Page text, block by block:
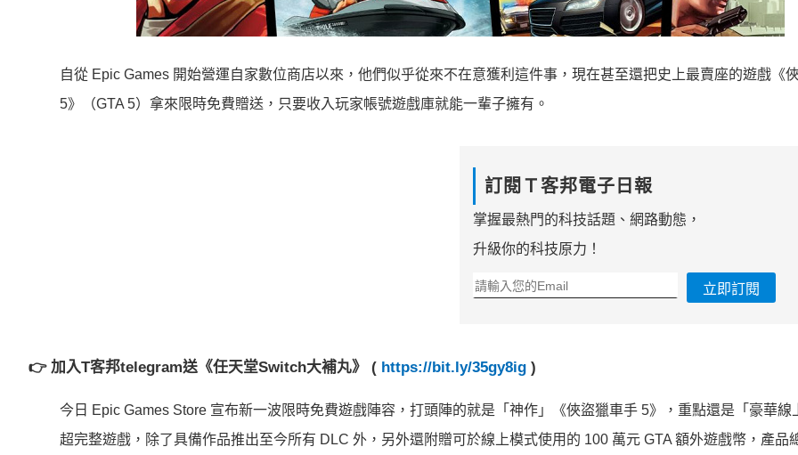
自從 Epic Games 開始營運自家數位商店以來，他們似乎從來不在意獲利這件事，現在甚至還把史上最賣座的遊戲《
5》（GTA 5）拿來限時免費贈送，只要收入玩家帳號遊戲庫就能一輩子擁有。
訂閱Ｔ客邦電子日報
掌握最熱門的科技話題、網路動態，
升級你的科技原力！
立即訂閱
👉 加入T客邦telegram送《任天堂Switch大補丸》 ( https://bit.ly/35gy8ig )
今日 Epic Games Store 宣布新一波限時免費遊戲陣容，打頭陣的就是「神作」《俠盜獵車手 5》，重點還是「豪華線
超完整遊戲，除了具備作品推出至今所有 DLC 外，另外還附贈可於線上模式使用的 100 萬元 GTA 額外遊戲幣，產品